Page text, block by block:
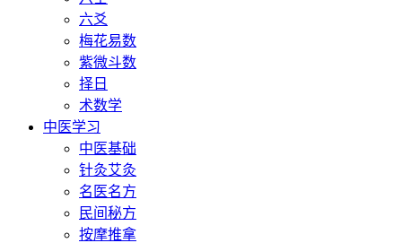
六爻
梅花易数
紫微斗数
择日
术数学
中医学习
中医基础
针灸艾灸
名医名方
民间秘方
按摩推拿